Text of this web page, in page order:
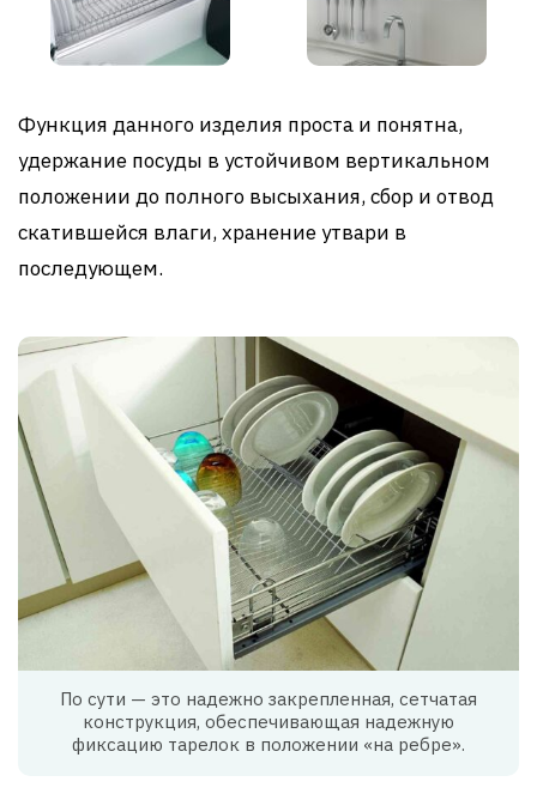
Функция данного изделия проста и понятна,
удержание посуды в устойчивом вертикальном
положении до полного высыхания, сбор и отвод
скатившейся влаги, хранение утвари в
последующем.
По сути — это надежно закрепленная, сетчатая
конструкция, обеспечивающая надежную
фиксацию тарелок в положении «на ребре».